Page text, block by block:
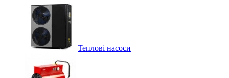
Теплові насоси